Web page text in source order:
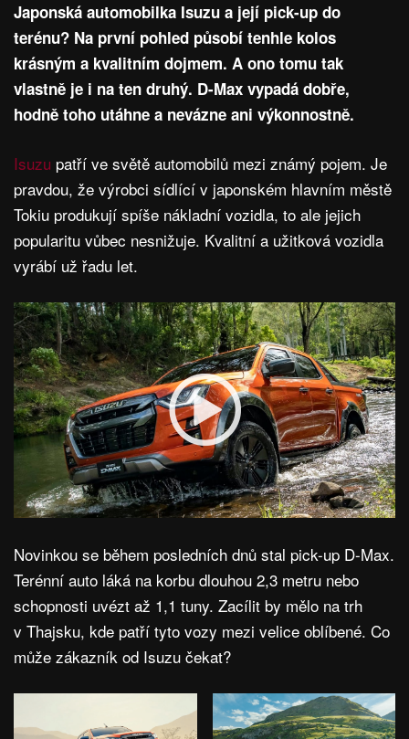
Japonská automobilka Isuzu a její pick-up do
terénu? Na první pohled působí tenhle kolos
krásným a kvalitním dojmem. A ono tomu tak
vlastně je i na ten druhý. D-Max vypadá dobře,
hodně toho utáhne a nevázne ani výkonnostně.
Isuzu patří ve světě automobilů mezi známý pojem. Je
pravdou, že výrobci sídlící v japonském hlavním městě
Tokiu produkují spíše nákladní vozidla, to ale jejich
popularitu vůbec nesnižuje. Kvalitní a užitková vozidla
vyrábí už řadu let.
Novinkou se během posledních dnů stal pick-up D-Max.
Terénní auto láká na korbu dlouhou 2,3 metru nebo
schopnosti uvézt až 1,1 tuny. Zacílit by mělo na trh
v Thajsku, kde patří tyto vozy mezi velice oblíbené. Co
může zákazník od Isuzu čekat?